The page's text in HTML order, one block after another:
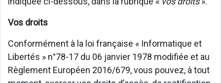
Vos droits
Conformément à la loi française « Informatique et
Libertés » n°78-17 du 06 janvier 1978 modifiée et au
Règlement Européen 2016/679, vous pouvez, à tout